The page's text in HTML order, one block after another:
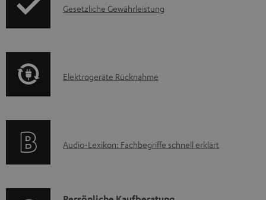
n
r
e
u
A
I
r
i
Gesetzliche Gewährleistung
E
t
Elektrogeräte Rücknahme
A
Audio-Lexikon: Fachbegriffe schnell erklärt